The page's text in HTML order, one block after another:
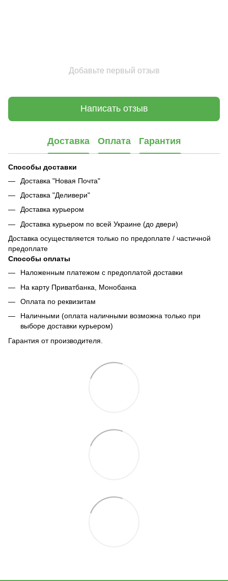
Добавьте первый отзыв
Написать отзыв
Доставка Оплата Гарантия
Способы доставки
Доставка "Новая Почта"
Доставка "Деливери"
Доставка курьером
Доставка курьером по всей Украине (до двери)
Доставка осуществляется только по предоплате / частичной
предоплате
Способы оплаты
Наложенным платежом с предоплатой доставки
На карту Приватбанка, Монобанка
Оплата по реквизитам
Наличными (оплата наличными возможна только при
выборе доставки курьером)
Гарантия от производителя.